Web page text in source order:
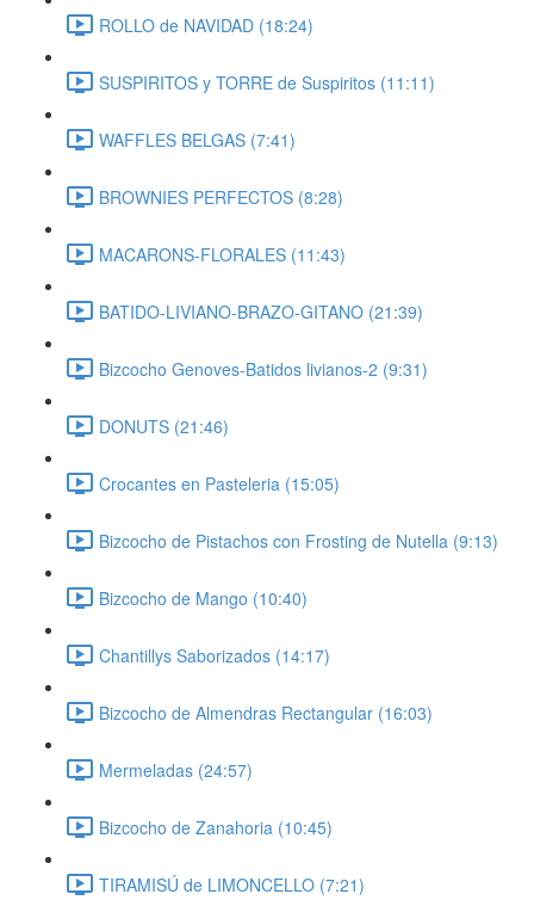
ROLLO de NAVIDAD (18:24)
SUSPIRITOS y TORRE de Suspiritos (11:11)
WAFFLES BELGAS (7:41)
BROWNIES PERFECTOS (8:28)
MACARONS-FLORALES (11:43)
BATIDO-LIVIANO-BRAZO-GITANO (21:39)
Bizcocho Genoves-Batidos livianos-2 (9:31)
DONUTS (21:46)
Crocantes en Pasteleria (15:05)
Bizcocho de Pistachos con Frosting de Nutella (9:13)
Bizcocho de Mango (10:40)
Chantillys Saborizados (14:17)
Bizcocho de Almendras Rectangular (16:03)
Mermeladas (24:57)
Bizcocho de Zanahoria (10:45)
TIRAMISÚ de LIMONCELLO (7:21)